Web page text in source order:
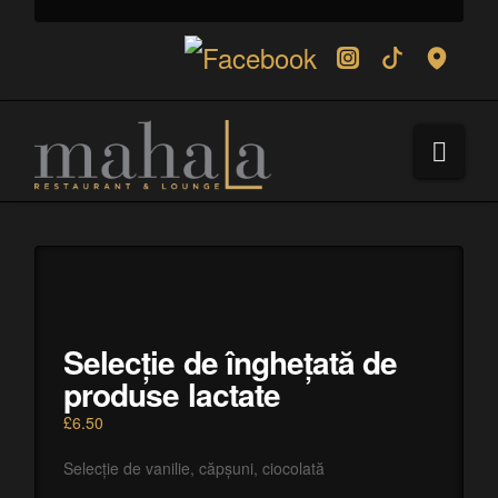
Selecție de înghețată de
produse lactate
£6.50
Selecție de vanilie, căpșuni, ciocolată